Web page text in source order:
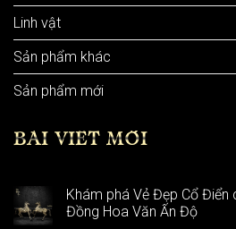
Linh vật
Sản phẩm khác
Sản phẩm mới
BÀI VIẾT MỚI
Khám phá Vẻ Đẹp Cổ
Đồng Hoa Văn Ấn Độ